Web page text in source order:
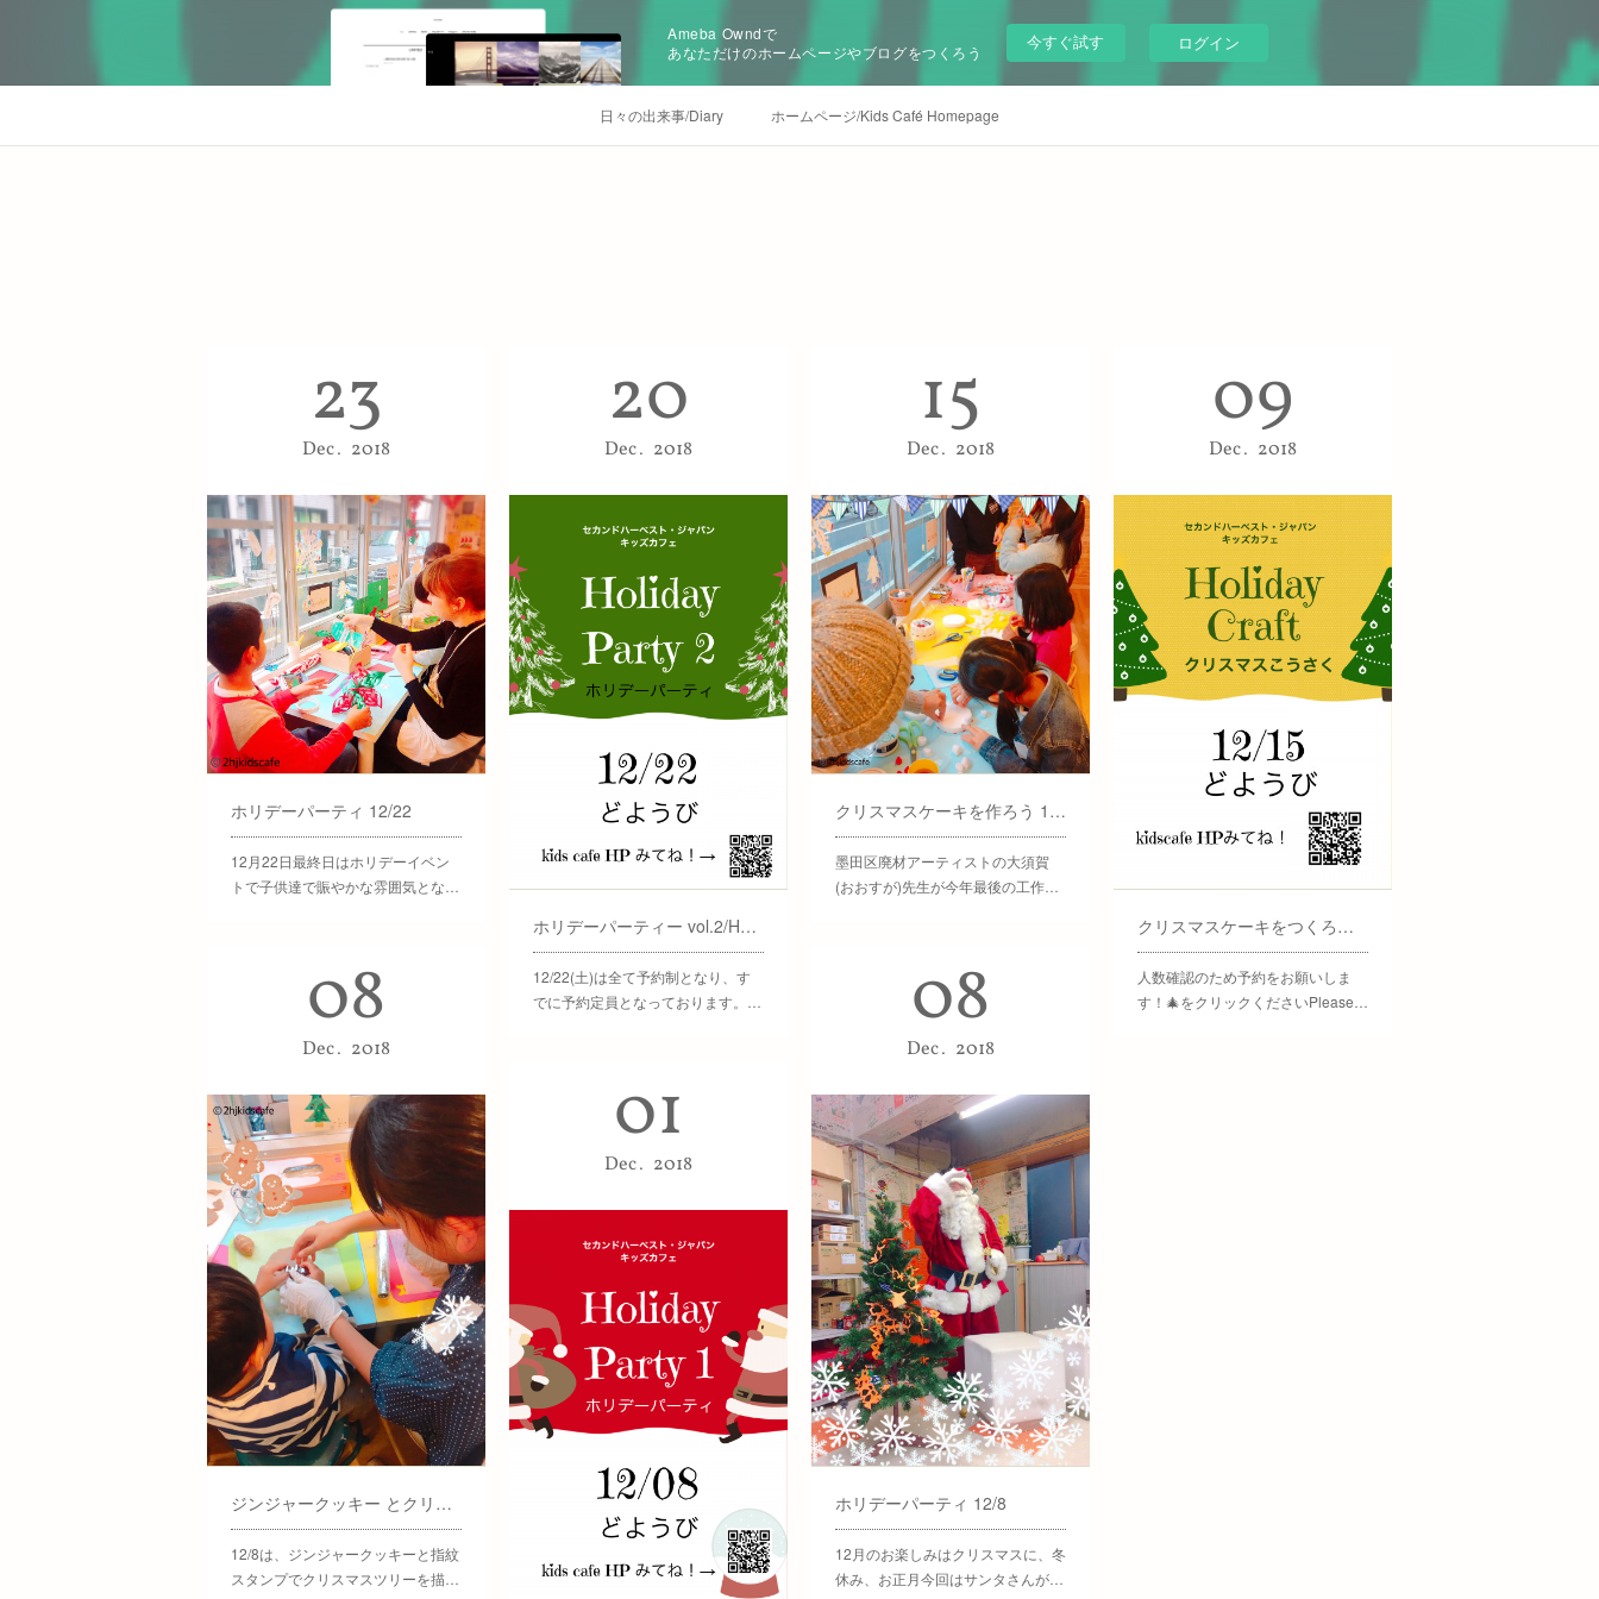
Ameba Owndで
あなただけのホームページやブログをつくろう
今すぐ試す ログイン
日々の出来事/Diary ホームページ/Kids Café Homepage
23
Dec 2018
ホリデーパーティ 12/22
12月22日最終日はホリデーイベン
トで子供達で賑やかな雰囲気とな…
20
Dec 2018
ホリデーパーティー vol.2/Holiday Party 2
12/22(土)は全て予約制となり、す
でに予約定員となっております。…
15
Dec 2018
クリスマスケーキを作ろう 12/15
墨田区廃材アーティストの大須賀
(おおすが)先生が今年最後の工作…
09
Dec 2018
クリスマスケーキをつくろう！/Christmas Cake Craft
人数確認のため予約をお願いしま
す！🎄をクリックくださいPlease…
08
Dec 2018
ジンジャークッキー とクリスマスツリー 12/8
12/8は、ジンジャークッキーと指紋
スタンプでクリスマスツリーを描…
08
Dec 2018
ホリデーパーティ 12/8
12月のお楽しみはクリスマスに、冬
休み、お正月今回はサンタさんが…
01
Dec 2018